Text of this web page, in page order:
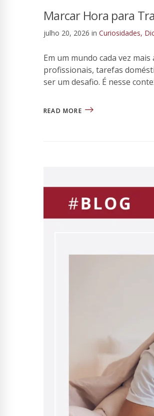
Marcar Hora para
julho 20, 2026 in Curiosidades,
Em um mundo cada vez
profissionais, tarefas
ser um desafio. É nesse
READ MORE